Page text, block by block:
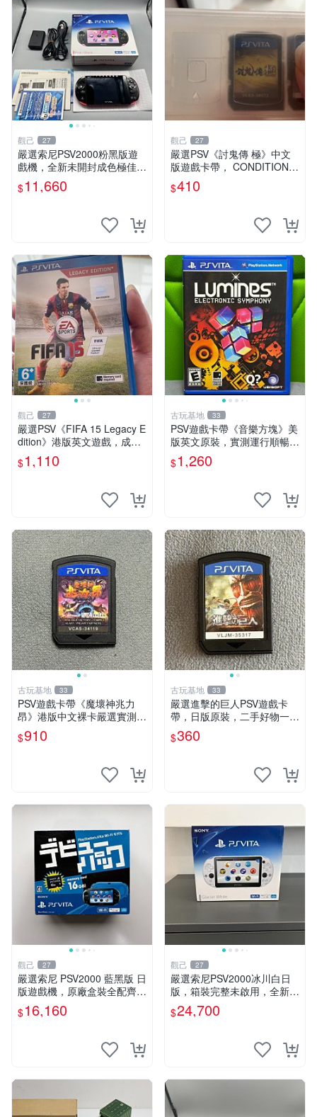
觀己 27
嚴選索尼PSV2000粉黑版遊
戲機，全新未開封成色極佳！
9新機殼完整無損，功能運作
順暢如初。 建議收藏珍品！
$11,660
觀己 27
嚴選PSV《討鬼傳 極》中文
版遊戲卡帶， CONDITION尚
佳，日常使用留痕，運作順
暢，適合收藏。討鬼傳極 PS
$410
觀己 27
嚴選PSV《FIFA 15 Legacy E
dition》港版英文遊戲，成色
幾乎全新，附原裝包裝盒及乾
淨盤面。適合收藏與自行玩
$1,110
古玩基地 33
PSV遊戲卡帶《音樂方塊》美
版英文原裝，實測運行順暢，
圖示成色真實呈現，拍下即視
同確認。 音樂方塊 PSV 游戲
$1,260
古玩基地 33
PSV遊戲卡帶《魔壞神兆力
昂》港版中文裸卡嚴選實測無
誤索尼專用 psv 魔壞神 港版
$910
古玩基地 33
嚴選進擊的巨人PSV遊戲卡
帶，日版原裝，二手好物一口
價，支持批量優惠 進擊的巨
人 PSV 日版 卡帶 游戲機配件
$360
觀己 27
嚴選索尼 PSV2000 藍黑版 日
版遊戲機，原廠盒裝全配齊，
近乎全新狀態，中古精品值得
收藏 PSV2000 日版 游戲機
$16,160
觀己 27
嚴選索尼PSV2000冰川白日
版，箱裝完整未啟用，全新如
初體驗電子新品推薦遊戲掌機
嚴選收藏 psv2000 日版 新三
$24,700